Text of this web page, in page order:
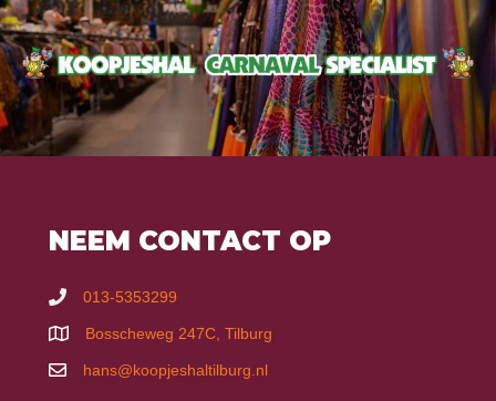
NEEM CONTACT OP
013-5353299
Bosscheweg 247C, Tilburg
hans@koopjeshaltilburg.nl